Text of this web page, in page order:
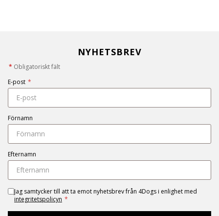
NYHETSBREV
* Obligatoriskt fält
E-post *
Förnamn
Efternamn
Jag samtycker till att ta emot nyhetsbrev från 4Dogs i enlighet med
integritetspolicyn *